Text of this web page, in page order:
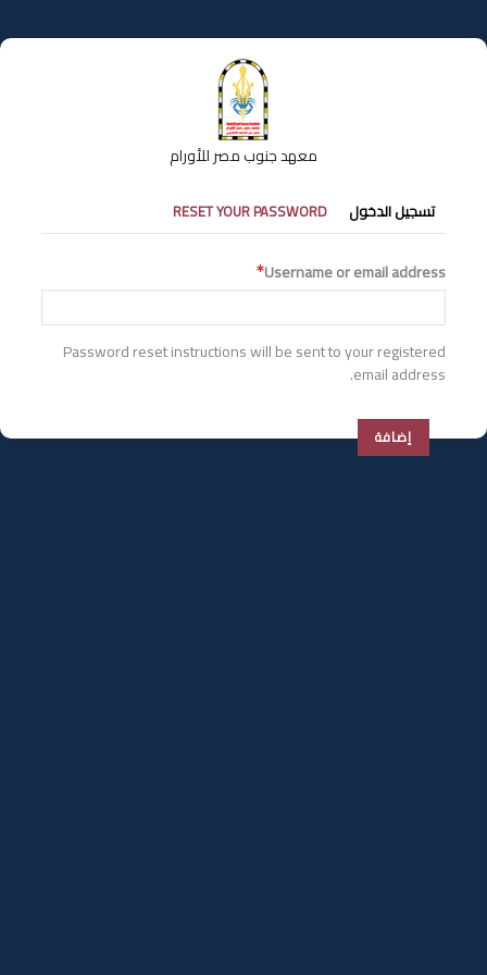
إلى
المحتوى
معهد جنوب مصر للأورام
التبويبات
الأساسية
تسجيل الدخول RESET YOUR PASSWORD
Username or email address
Password reset instructions will be sent to your registered
email address.